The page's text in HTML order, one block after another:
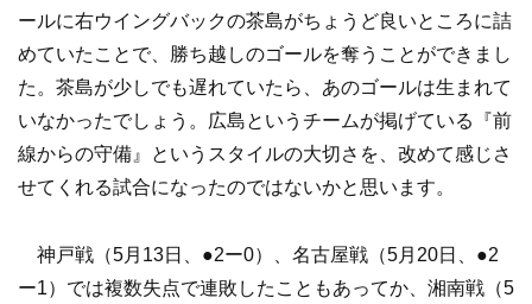
ールに右ウイングバックの茶島がちょうど良いところに詰
めていたことで、勝ち越しのゴールを奪うことができまし
た。茶島が少しでも遅れていたら、あのゴールは生まれて
いなかったでしょう。広島というチームが掲げている『前
線からの守備』というスタイルの大切さを、改めて感じさ
せてくれる試合になったのではないかと思います。
神戸戦（5月13日、●2ー0）、名古屋戦（5月20日、●2
ー1）では複数失点で連敗したこともあってか、湘南戦（5